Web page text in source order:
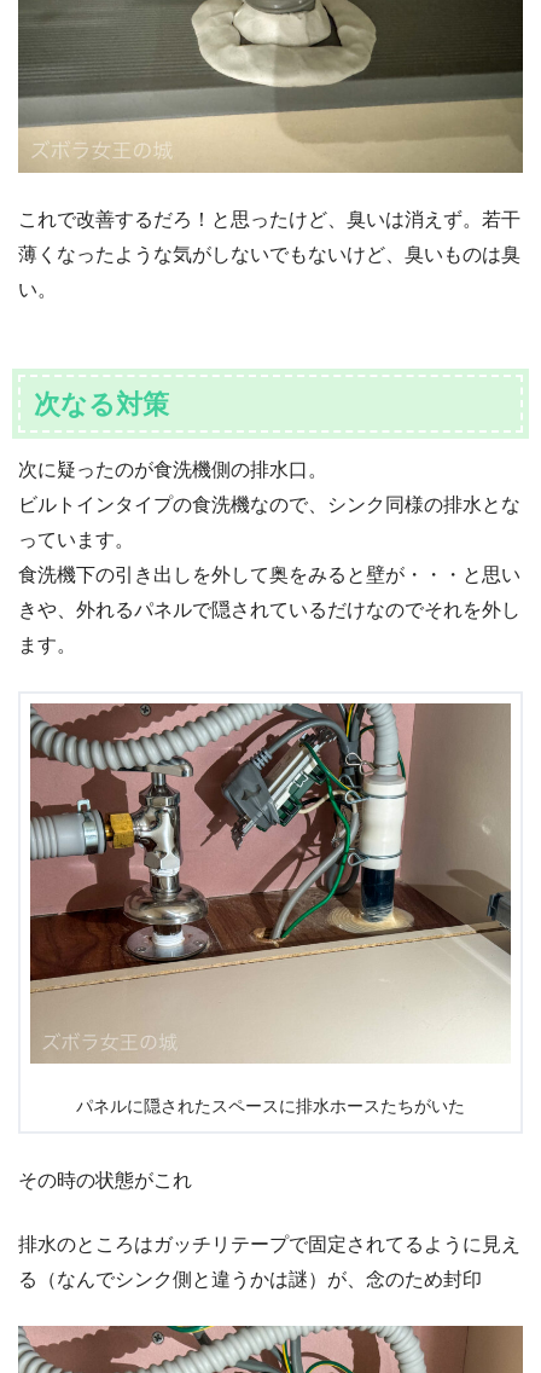
これで改善するだろ！と思ったけど、臭いは消えず。若干
薄くなったような気がしないでもないけど、臭いものは臭
い。
次なる対策
次に疑ったのが食洗機側の排水口。
ビルトインタイプの食洗機なので、シンク同様の排水とな
っています。
食洗機下の引き出しを外して奥をみると壁が・・・と思い
きや、外れるパネルで隠されているだけなのでそれを外し
ます。
パネルに隠されたスペースに排水ホースたちがいた
その時の状態がこれ
排水のところはガッチリテープで固定されてるように見え
る（なんでシンク側と違うかは謎）が、念のため封印